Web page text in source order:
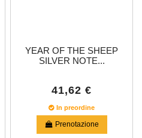
YEAR OF THE SHEEP
SILVER NOTE...
41,62 €
In preordine
Prenotazione